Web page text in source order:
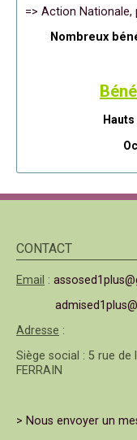
=> Action Nationale,
Nombreux
CONTACT
Email :
Adresse :
Siège social : 5 rue de
FERRAIN
> Nous envoyer un